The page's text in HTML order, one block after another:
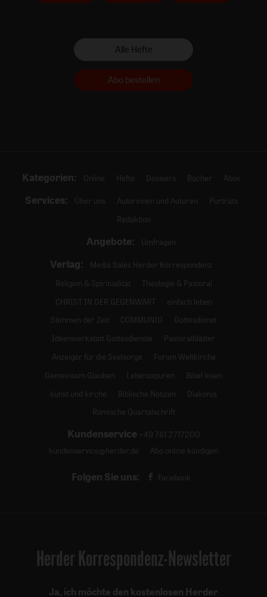
Alle Hefte
Abo bestellen
Kategorien: Online Hefte Dossiers Bücher Abos
Services: Über uns Autorinnen und Autoren
Porträts
Redaktion
Angebote: Umfragen
Verlag:
Media Sales Herder Korrespondenz
Religion & Spiritualität
Theologie & Pastoral
CHRIST IN DER GEGENWART
einfach leben
Stimmen der Zeit
COMMUNIO
Gottesdienst
Ideenwerkstatt Gottesdienste
Pastoralblätter
Anzeiger für die Seelsorge
Forum Weltkirche
Gemeinsam Glauben
Lebensspuren
Bibel lesen
kunst und kirche
Biblische Notizen
Diakonia
Römische Quartalschrift
Kundenservice +49 761 2717200
kundenservice@herder.de
Abo online kündigen
Folgen Sie uns: Facebook
Herder Korrespondenz-Newsletter
Ja, ich möchte den kostenlosen Herder